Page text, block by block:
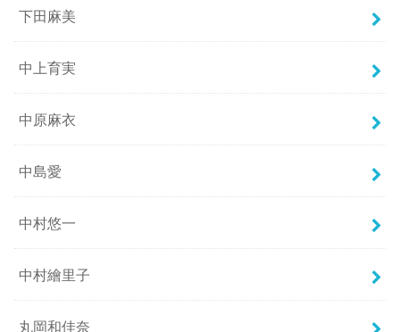
下田麻美
中上育実
中原麻衣
中島愛
中村悠一
中村繪里子
丸岡和佳奈